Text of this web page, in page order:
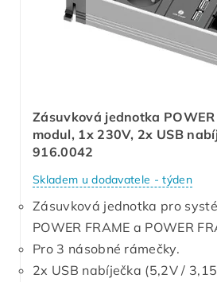
Zásuvková jednotka POWER
modul, 1x 230V, 2x USB
916.0042
Skladem u dodavatele - týden
Zásuvková jednotka pro
POWER FRAME a POWER
Pro 3 násobné rámečky.
2x USB nabíječka (5,2V /